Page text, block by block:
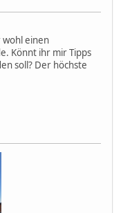
wohl einen
Könnt ihr mir Tipps
soll? Der höchste